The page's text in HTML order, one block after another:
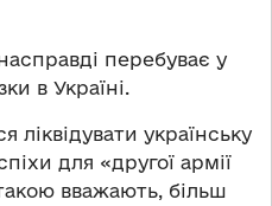
перебуває у
в Україні.
ліквідувати українську
для «другої армії
вважають, більш